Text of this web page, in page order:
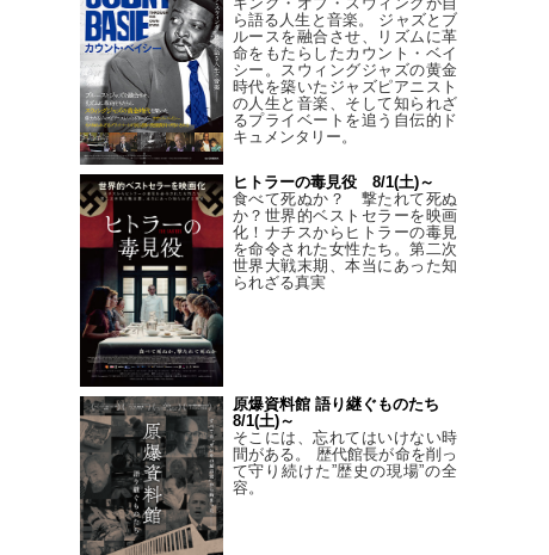
ら語る人生と音楽。 ジャズとブ
ルースを融合させ、リズムに革
命をもたらしたカウント・ベイ
シー。スウィングジャズの黄金
時代を築いたジャズピアニスト
の人生と音楽、そして知られざ
るプライベートを追う自伝的ド
キュメンタリー。
ヒトラーの毒見役 8/1(土)～
食べて死ぬか？ 撃たれて死ぬ
か？世界的ベストセラーを映画
化！ナチスからヒトラーの毒見
を命令された女性たち。第二次
世界大戦末期、本当にあった知
られざる真実
原爆資料館 語り継ぐものたち
8/1(土)～
そこには、忘れてはいけない時
間がある。 歴代館長が命を削っ
て守り続けた”歴史の現場”の全
容。